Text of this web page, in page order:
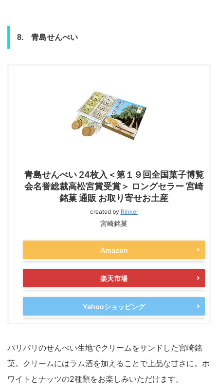
8. 青島せんべい
青島せんべい 24枚入＜第１９回全国菓子博覧
会名誉総裁高松宮賞受賞＞ ロングセラー 宮崎
銘菓 通販 お取り寄せお土産
created by Rinker
宮崎銘菓
Amazon
楽天市場
Yahooショッピング
パリパリのせんべい生地でクリームをサンドした宮崎銘
菓。クリームにはラム酒を加えることで上品な甘さに。ホ
ワイトとナッツの2種類をお楽しみいただけます。